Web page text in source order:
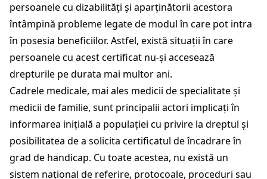
persoanele cu dizabilități și aparținătorii acestora
întâmpină probleme legate de modul în care pot intra
în posesia beneficiilor. Astfel, există situații în care
persoanele cu acest certificat nu-și accesează
drepturile pe durata mai multor ani.
Cadrele medicale, mai ales medicii de specialitate și
medicii de familie, sunt principalii actori implicați în
informarea inițială a populației cu privire la dreptul și
posibilitatea de a solicita certificatul de încadrare în
grad de handicap. Cu toate acestea, nu există un
sistem național de referire, protocoale, proceduri sau